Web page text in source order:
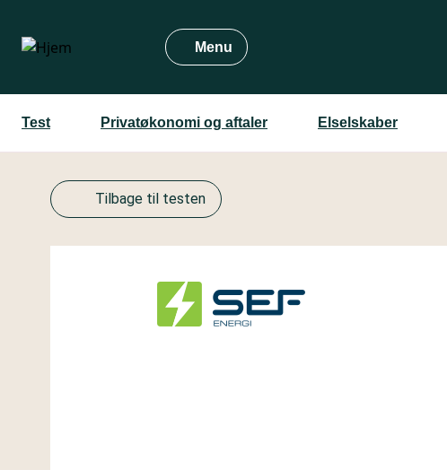
hovedindhold
Menu
Test Privatøkonomi og aftaler Elselskaber
Tilbage til testen